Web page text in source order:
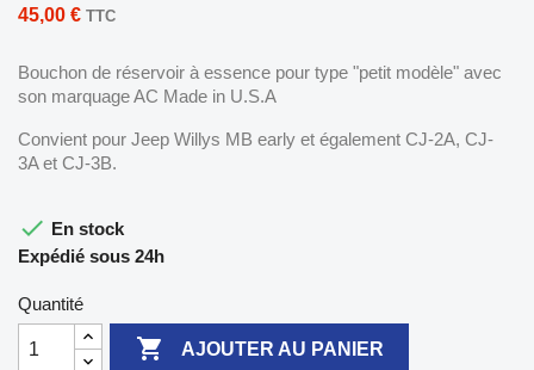
45,00 € TTC
Bouchon de réservoir à essence pour type "petit modèle" avec
son marquage AC Made in U.S.A
Convient pour Jeep Willys MB early et également CJ-2A, CJ-
3A et CJ-3B.
 En stock
Expédié sous 24h
Quantité
 AJOUTER AU PANIER